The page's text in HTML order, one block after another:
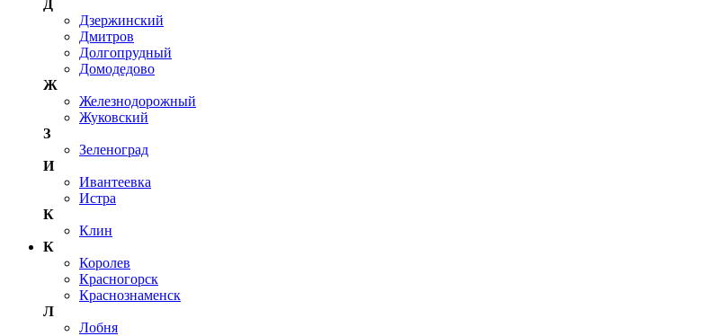
Д
Дзержинский
Дмитров
Долгопрудный
Домодедово
Ж
Железнодорожный
Жуковский
З
Зеленоград
И
Ивантеевка
Истра
К
Клин
К
Королев
Красногорск
Краснознаменск
Л
Лобня